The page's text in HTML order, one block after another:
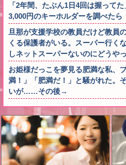
「2年間、たぶん1日4回は握って
3,000円のキーホルダーを調べたら
旦那が支援学校の教員だけど教員
くる保護者がいる。スーパー行く
しネットスーパーないのにどうや
お姫様だっこを夢見る肥満な私、
満！」「肥満だ！」と騒がれた。
いが……その後→